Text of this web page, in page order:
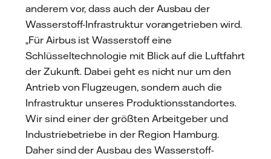
anderem vor, dass auch der Ausbau der
Wasserstoff-Infrastruktur vorangetrieben wird.
„Für Airbus ist Wasserstoff eine
Schlüsseltechnologie mit Blick auf die Luftfahrt
der Zukunft. Dabei geht es nicht nur um den
Antrieb von Flugzeugen, sondern auch die
Infrastruktur unseres Produktionsstandortes.
Wir sind einer der größten Arbeitgeber und
Industriebetriebe in der Region Hamburg.
Daher sind der Ausbau des Wasserstoff-